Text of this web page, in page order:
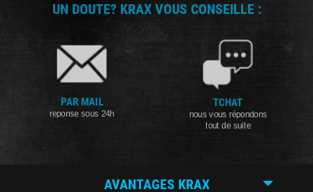
UN DOUTE? KRAX VOUS CONSEILLE :
PAR MAIL
reponse sous 24h
TCHAT
nous vous répondons
tout de suite
AVANTAGES KRAX